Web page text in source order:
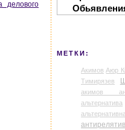
делового
МЕТКИ:
Акимов Аюр
Тимирязев
акимов
альтернатива